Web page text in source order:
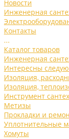
Новости
Инженерная
Контакты
...
Каталог товаров
Инженерная
Интересны
Изоляция,
Изоляция,
Инструмент
Метизы
Прокладки и
Уплотнительные
Хомуты